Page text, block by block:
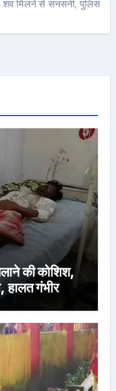
शव मिलने से सनसनी, पुलिस
की कोशिश,
हालत गंभीर